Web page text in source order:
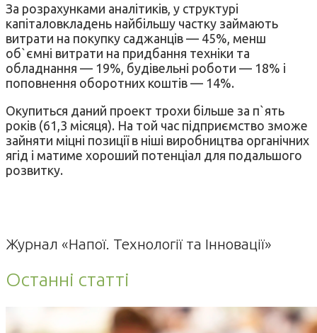
За розрахунками аналітиків, у структурі
капіталовкладень найбільшу частку займають
витрати на покупку саджанців — 45%, менш
об`ємні витрати на придбання техніки та
обладнання — 19%, будівельні роботи — 18% і
поповнення оборотних коштів — 14%.
Окупиться даний проект трохи більше за п`ять
років (61,3 місяця). На той час підприємство зможе
зайняти міцні позиції в ніші виробництва органічних
ягід і матиме хороший потенціал для подальшого
розвитку.
Журнал «Напої. Технології та Інновації»
Останні статті